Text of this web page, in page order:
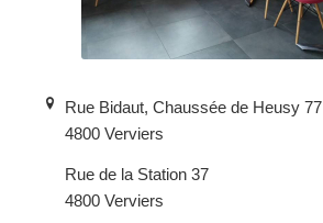
Rue Bidaut, Chaussée de Heusy 77
4800 Verviers
Rue de la Station 37
4800 Verviers